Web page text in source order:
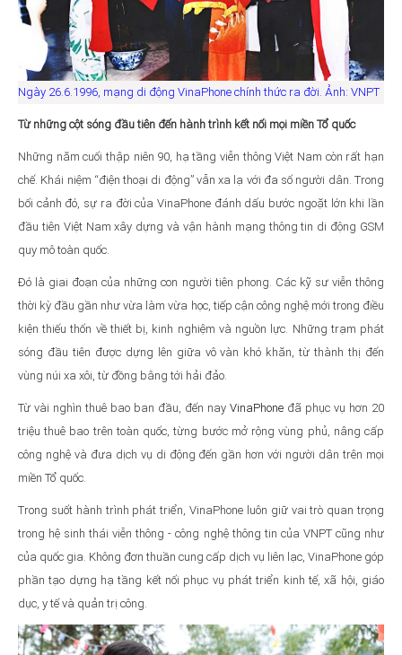
Ngày 26.6.1996, mạng di động VinaPhone chính thức ra đời. Ảnh: VNPT
Từ những cột sóng đầu tiên đến hành trình kết nối mọi miền Tổ quốc
Những năm cuối thập niên 90, hạ tầng viễn thông Việt Nam còn rất hạn
chế. Khái niệm “điện thoại di động” vẫn xa lạ với đa số người dân. Trong
bối cảnh đó, sự ra đời của VinaPhone đánh dấu bước ngoặt lớn khi lần
đầu tiên Việt Nam xây dựng và vận hành mạng thông tin di động GSM
quy mô toàn quốc.
Đó là giai đoạn của những con người tiên phong. Các kỹ sư viễn thông
thời kỳ đầu gần như vừa làm vừa học, tiếp cận công nghệ mới trong điều
kiện thiếu thốn về thiết bị, kinh nghiệm và nguồn lực. Những trạm phát
sóng đầu tiên được dựng lên giữa vô vàn khó khăn, từ thành thị đến
vùng núi xa xôi, từ đồng bằng tới hải đảo.
Từ vài nghìn thuê bao ban đầu, đến nay VinaPhone đã phục vụ hơn 20
triệu thuê bao trên toàn quốc, từng bước mở rộng vùng phủ, nâng cấp
công nghệ và đưa dịch vụ di động đến gần hơn với người dân trên mọi
miền Tổ quốc.
Trong suốt hành trình phát triển, VinaPhone luôn giữ vai trò quan trọng
trong hệ sinh thái viễn thông - công nghệ thông tin của VNPT cũng như
của quốc gia. Không đơn thuần cung cấp dịch vụ liên lạc, VinaPhone góp
phần tạo dựng hạ tầng kết nối phục vụ phát triển kinh tế, xã hội, giáo
dục, y tế và quản trị công.